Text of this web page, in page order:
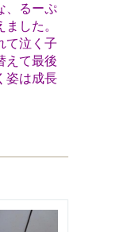
、るーぷ
した。
て泣く子
えて最後
姿は成長